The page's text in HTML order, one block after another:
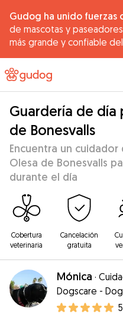
Gudog ha unido fuerzas
de mascotas y
más grande y confiable
Guardería de día
de Bonesvalls
Encuentra un
Olesa de Bonesvalls
durante el día
Cobertura
veterinaria
Cancelación
gratuita
Mónica ·
Dogscare -